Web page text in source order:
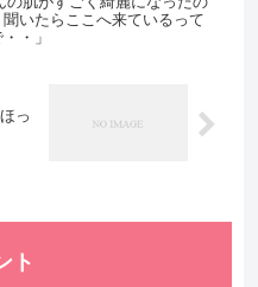
聞いたらここへ来ているって
・」
っ
ト